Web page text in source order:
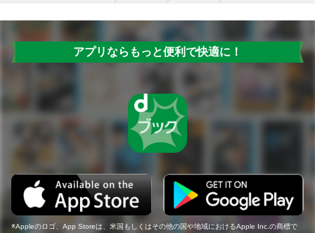
アプリならもっと便利で快適に！
Appleのロゴ、App Storeは、米国もしくはその他の国や地域におけるApple Inc.の商標で